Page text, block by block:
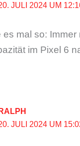
JULI 2024 UM
es mal so: Immer
im Pixel 6
RALPH
JULI 2024 UM